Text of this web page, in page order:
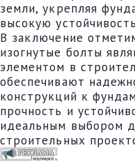
земли, укрепляя
высокую
В заключение
изогнутые болты
элементом в
обеспечивают
конструкций к
прочность и
идеальным выбором
строительных